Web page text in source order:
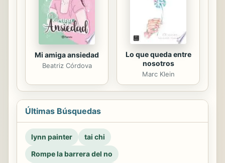
Mi amiga ansiedad
Beatriz Córdova
Lo que queda entre
nosotros
Marc Klein
Últimas Búsquedas
lynn painter
tai chi
Rompe la barrera del no